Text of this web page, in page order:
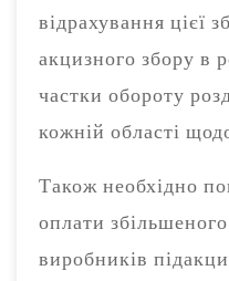
відрахування цієї
акцизного збору в
частки обороту
кожній області
Також необхідно
оплати
виробників